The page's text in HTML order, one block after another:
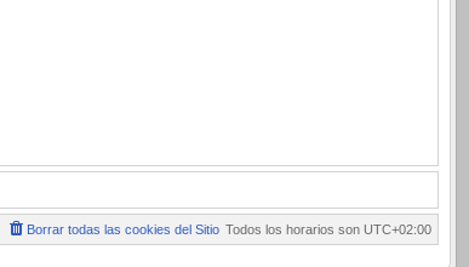
Todos los horarios son UTC+02:00
Borrar todas las cookies del Sitio